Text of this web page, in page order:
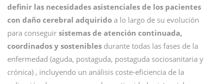
definir las necesidades asistenciales de los pacientes
con daño cerebral adquirido a lo largo de su evolución
para conseguir sistemas de atención continuada,
coordinados y sostenibles durante todas las fases de la
enfermedad (aguda, postaguda, postaguda sociosanitaria y
crónica) , incluyendo un análisis coste-eficiencia de la